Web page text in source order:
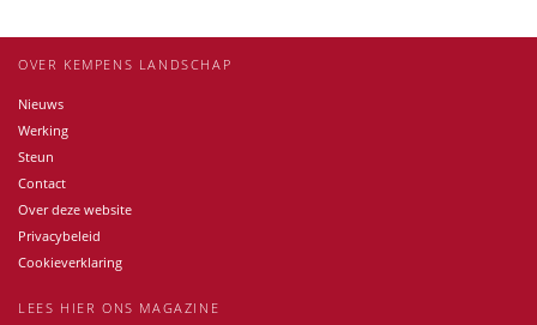
OVER KEMPENS LANDSCHAP
Nieuws
Werking
Steun
Contact
Over deze website
Privacybeleid
Cookieverklaring
LEES HIER ONS MAGAZINE